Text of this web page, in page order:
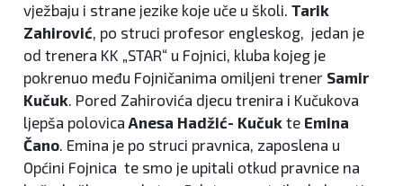
vježbaju i strane jezike koje uče u školi. Tarik
Zahirović, po struci profesor engleskog, jedan je
od trenera KK „STAR“ u Fojnici, kluba kojeg je
pokrenuo među Fojničanima omiljeni trener Samir
Kučuk. Pored Zahirovića djecu trenira i Kučukova
ljepša polovica Anesa Hadžić- Kučuk te Emina
Čano. Emina je po struci pravnica, zaposlena u
Općini Fojnica te smo je upitali otkud pravnice na